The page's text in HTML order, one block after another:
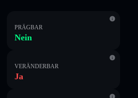
PRÄGBAR
Nein
VERÄNDERBAR
Ja